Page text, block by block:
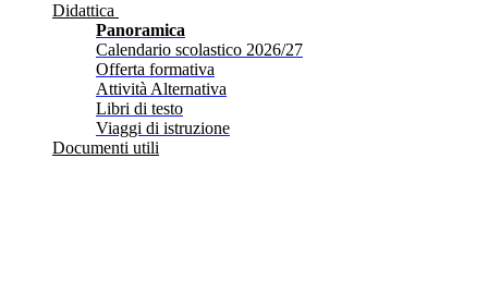
Didattica
Panoramica
Calendario scolastico 2026/27
Offerta formativa
Attività Alternativa
Libri di testo
Viaggi di istruzione
Documenti utili